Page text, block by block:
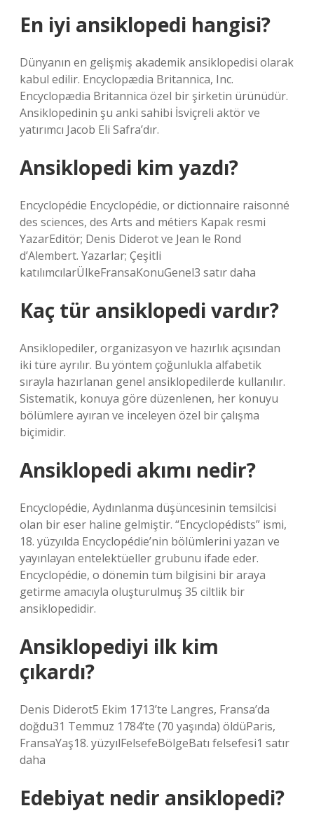
En iyi ansiklopedi hangisi?
Dünyanın en gelişmiş akademik ansiklopedisi olarak
kabul edilir. Encyclopædia Britannica, Inc.
Encyclopædia Britannica özel bir şirketin ürünüdür.
Ansiklopedinin şu anki sahibi İsviçreli aktör ve
yatırımcı Jacob Eli Safra’dır.
Ansiklopedi kim yazdı?
Encyclopédie Encyclopédie, or dictionnaire raisonné
des sciences, des Arts and métiers Kapak resmi
YazarEditör; Denis Diderot ve Jean le Rond
d’Alembert. Yazarlar; Çeşitli
katılımcılarÜlkeFransaKonuGenel3 satır daha
Kaç tür ansiklopedi vardır?
Ansiklopediler, organizasyon ve hazırlık açısından
iki türe ayrılır. Bu yöntem çoğunlukla alfabetik
sırayla hazırlanan genel ansiklopedilerde kullanılır.
Sistematik, konuya göre düzenlenen, her konuyu
bölümlere ayıran ve inceleyen özel bir çalışma
biçimidir.
Ansiklopedi akımı nedir?
Encyclopédie, Aydınlanma düşüncesinin temsilcisi
olan bir eser haline gelmiştir. “Encyclopédists” ismi,
18. yüzyılda Encyclopédie’nin bölümlerini yazan ve
yayınlayan entelektüeller grubunu ifade eder.
Encyclopédie, o dönemin tüm bilgisini bir araya
getirme amacıyla oluşturulmuş 35 ciltlik bir
ansiklopedidir.
Ansiklopediyi ilk kim
çıkardı?
Denis Diderot5 Ekim 1713’te Langres, Fransa’da
doğdu31 Temmuz 1784’te (70 yaşında) öldüParis,
FransaYaş18. yüzyılFelsefeBölgeBatı felsefesi1 satır
daha
Edebiyat nedir ansiklopedi?